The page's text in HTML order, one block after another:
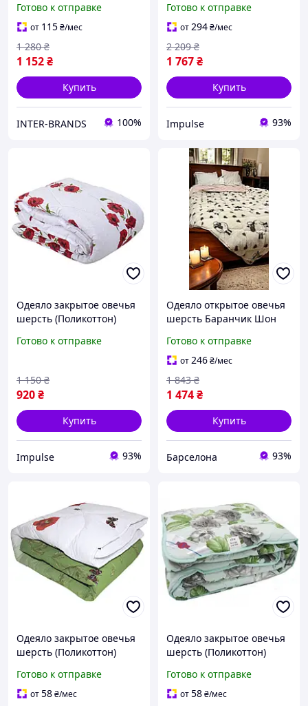
Готово к отправке
от 115₴/мес
1 152₴
1 280 ₴
Купить
INTER-BRANDS 100%
Двуспальное 175х210
55239 impulse
Готово к отправке
от294₴/мес
1 767₴
2 209 ₴
Купить
Impulse 93%
Одеяло закрытое овечья
шерсть (Поликоттон)
1011 impulse
Готово к отправке
920₴
1 150 ₴
Купить
Impulse 93%
Одеяло открытое овечья
шерсть Баранчик Шон
Двуспальное 175х210
55239 barca
Готово к отправке
от246₴/мес
1 474₴
1 843 ₴
Купить
Барселона 93%
Одеяло закрытое овечья
шерсть (Поликоттон)
51106 ID 1504365
Готово к отправке
от58₴/мес
Одеяло закрытое овечья
шерсть (Поликоттон)
51109 ID 1504232
Готово к отправке
от58₴/мес